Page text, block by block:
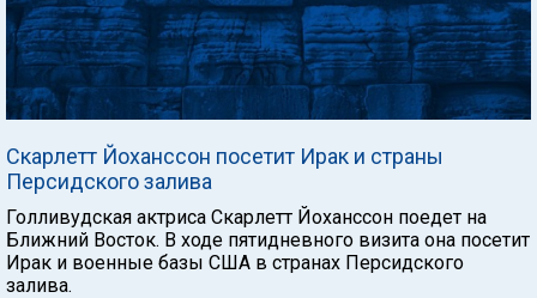
Скарлетт Йоханссон посетит Ирак и страны
Персидского залива
Голливудская актриса Скарлетт Йоханссон поедет на
Ближний Восток. В ходе пятидневного визита она посетит
Ирак и военные базы США в странах Персидского
залива.